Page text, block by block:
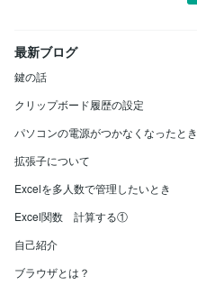
最新ブログ
鍵の話
クリップボード履歴の設定
パソコンの電源がつかなくなったとき
拡張子について
Excelを多人数で管理したいとき
Excel関数 計算する①
自己紹介
ブラウザとは？